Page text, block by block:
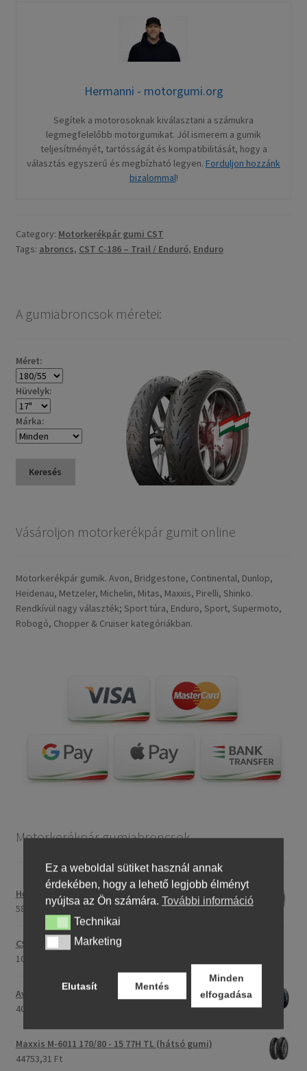
Hermanni - motorgumi.org
Segítek a motorosoknak kiválasztani a számukra
legmegfelelőbb motorgumikat. Jól ismerem a gumik
teljesítményét, tartósságát és kompatibilitását, hogy a
választás egyszerű és megbízható legyen. Forduljon hozzánk
bizalommal!
Category: Motorkerékpár gumi CST
Tags: abroncs, CST C-186 – Trail / Enduró, Enduro
A gumiabroncsok méretei:
Méret:
Hüvelyk:
Márka:
Keresés
Vásároljon motorkerékpár gumit online
Motorkerékpár gumik. Avon, Bridgestone, Continental, Dunlop,
Heidenau, Metzeler, Michelin, Mitas, Maxxis, Pirelli, Shinko.
Rendkívül nagy választék; Sport túra, Enduro, Sport, Supermoto,
Robogó, Chopper & Cruiser kategóriákban.
Motorkerékpár gumiabroncsok
Heidenau 5.00 - 16 76P P29 TT
58243,46 Ft
CST C-186 3.00 - 23 59P TT (első/hátsó)
107396,28 Ft
Avon Roadrider MKII 90/90 - 18 51V TL (első/hátsó)
40791,20 Ft
Maxxis M-6011 170/80 - 15 77H TL (hátsó gumi)
44753,31 Ft
Ez a weboldal sütiket használ annak
érdekében, hogy a lehető legjobb élményt
nyújtsa az Ön számára. További információ
TechnikaiTechnikai
MarketingMarketing
Elutasít Mentés
Minden
elfogadása